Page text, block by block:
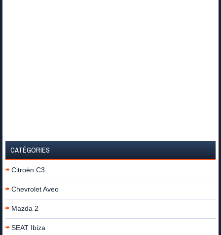
CATÉGORIES
Citroën C3
Chevrolet Aveo
Mazda 2
SEAT Ibiza